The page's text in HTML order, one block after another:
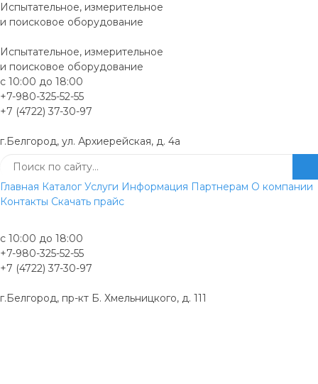
Испытательное, измерительное
и поисковое оборудование
Испытательное, измерительное
и поисковое оборудование
с 10:00 до 18:00
+7-980-325-52-55
+7 (4722) 37-30-97
г.Белгород, ул. Архиерейская, д. 4а
Главная Каталог Услуги Информация Партнерам О компании
Контакты Скачать прайс
с 10:00 до 18:00
+7-980-325-52-55
+7 (4722) 37-30-97
г.Белгород, пр-кт Б. Хмельницкого, д. 111